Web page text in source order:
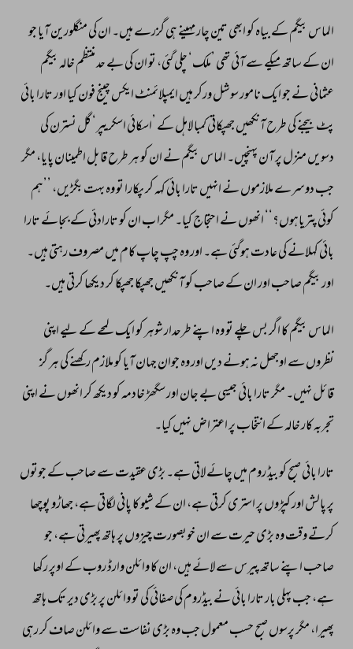
الماس بیگم کے بیاہ کو ابھی تین چار مہینے ہی گزرے ہیں۔ ان کی منگلورین آیا جو
ان کے ساتھ میکے سے آئی تھی ’ملک‘ چلی گئی، تو ان کی بے حد منتظم خالہ بیگم
عثمانی نے جو ایک نامور سوشل ورکر ہیں ایمپلائمنٹ ایکس چینج فون کیا اور تارا بائی
پٹ بیجنے کی طرح آنکھیں جھپکاتی کمبا لاہل کے ’اسکائی اسکریپر‘ گل نسترن کی
دسویں منزل پر آن پہنچیں۔ الماس بیگم نے ان کو ہر طرح قابل اطمینان پایا، مگر
جب دوسرے ملازموں نے انہیں تارا بائی کہہ کر پکارا تو وہ بہت بگڑیں، ’’ہم
کوئی پتریاہوں؟‘‘ انھوں نے احتجاج کیا۔ مگرا ب ان کو تارادئی کے بجائے تارا
بائی کہلانے کی عادت ہوگئی ہے۔ اور وہ چپ چاپ کام میں مصروف رہتی ہیں۔
اور بیگم صاحب اور ان کے صاحب کو آنکھیں جھپکا جھپکا کر دیکھا کرتی ہیں۔
الماس بیگم کا اگر بس چلے تو وہ اپنے طرحدار شوہر کو ایک لمحے کے لیے اپنی
نظروں سے اوجھل نہ ہونے دیں اور وہ جوان جہان آیا کو ملازم رکھنے کی ہر گز
قائل نہیں۔ مگر تارا بائی جیسی بے جان اور سگھڑ خادمہ کو دیکھ کر انھوں نے اپنی
تجربہ کار خالہ کے انتخاب پر اعتراض نہیں کیا۔
تارا بائی صبح کو بیڈ روم میں چائے لاتی ہے۔ بڑی عقیدت سے صاحب کے جوتوں
پر پالش اور کپڑوں پر استری کرتی ہے، ان کے شیو کا پانی لگاتی ہے، جھاڑو پوچھا
کرتے وقت وہ بڑی حیرت سے ان خوبصورت چیزوں پر ہاتھ پھیرتی ہے، جو
صاحب اپنے ساتھ پیرس سے لائے ہیں، ان کا وائلن وارڈ روب کے اوپر رکھا
ہے، جب پہلی بار تارا بائی نے بیڈروم کی صفائی کی تو وائلن پر بڑی دیر تک ہاتھ
پھیرا، مگر پرسوں صبح حسب معمول جب وہ بڑی نفاست سے وائلن صاف کر رہی